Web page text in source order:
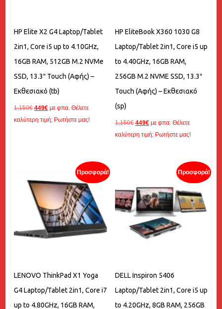
HP Elite X2 G4 Laptop/Tablet
2in1, Core i5 up to 4.10GHz,
16GB RAM, 512GB M.2 NVMe
SSD, 13.3″ Touch (Αφής) –
Εκθεσιακό (tb)
1,150€ Original
price
449€Η
τρέχουσα
με φπα. Θέλετε
καλύτερη τιμή; Ρωτήστε μας!
HP EliteBook X360 1030 G8
Laptop/Tablet 2in1, Core i5 up
to 4.40GHz, 16GB RAM,
256GB M.2 NVME SSD, 13.3″
Touch (Αφής) – Εκθεσιακό
(sp)
1,150€ Original
price
449€Η
τρέχουσα
με φπα. Θέλετε
καλύτερη τιμή; Ρωτήστε μας!
Προσφορά!
LENOVO ThinkPad X1 Yoga
G4 Laptop/Tablet 2in1, Core i7
up to 4.80GHz, 16GB RAM,
Προσφορά!
DELL Inspiron 5406
Laptop/Tablet 2in1, Core i5 up
to 4.20GHz, 8GB RAM, 256GB